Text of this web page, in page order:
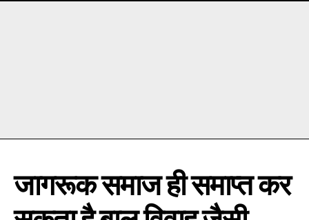
जागरूक समाज ही समाप्त कर